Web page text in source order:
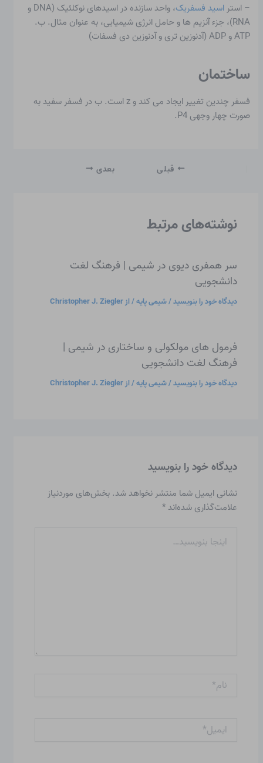
– استر اسید فسفریک
، واحد سازنده در اسیدهای نوکلئیک (DNA و
RNA)، جزء آنزیم ها و حامل انرژی شیمیایی، به عنوان مثال. ب.
ATP و ADP (آدنوزین تری و آدنوزین دی فسفات)
ساختمان
فسفر چندین تغییر ایجاد می کند و z است. ب در فسفر سفید به
صورت چهار وجهی P4.
قبلی بعدی
نوشته‌های مرتبط
سر همفری دیوی در شیمی | فرهنگ لغت
دانشجویی
دیدگاه‌ خود را بنویسید/شیمی پایه/ از Christopher J. Ziegler
فرمول های مولکولی و ساختاری در شیمی |
فرهنگ لغت دانشجویی
دیدگاه‌ خود را بنویسید/شیمی پایه/ از Christopher J. Ziegler
دیدگاه‌ خود را بنویسید
نشانی ایمیل شما منتشر نخواهد شد. بخش‌های موردنیاز
علامت‌گذاری شده‌اند*
بنویسید…
ایمیل*